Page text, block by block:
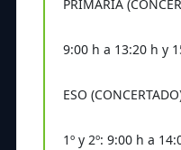
PRIMARIA
9:00 h a 13:20 h y
ESO
1º y 2º: 9:00 h a